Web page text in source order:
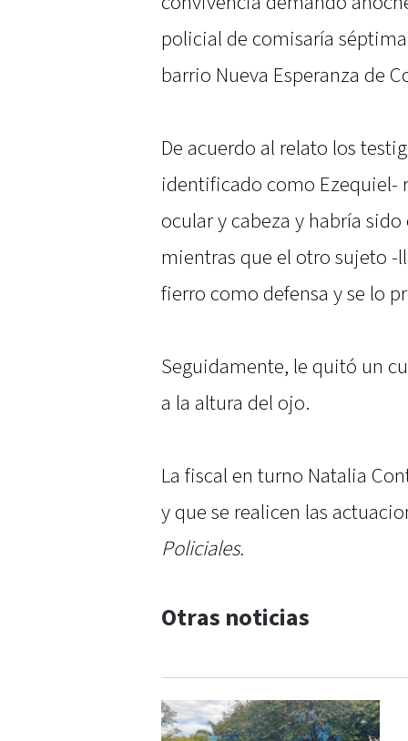
policial de comisaría
barrio Nueva Esperanza de
De acuerdo al relato los
identificado como Ezequiel-
ocular y cabeza y habría
mientras que el otro sujeto
fierro como defensa y se lo
Seguidamente, le quitó un
a la altura del ojo.
La fiscal en turno Natalia
y que se realicen las
Policiales.
Otras noticias